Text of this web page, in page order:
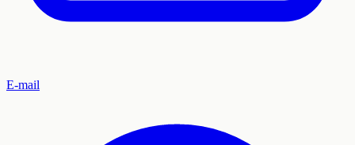
E-mail